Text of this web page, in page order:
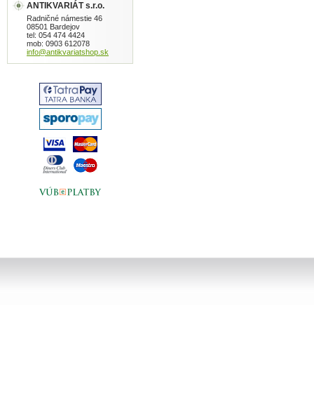
ANTIKVARIÁT s.r.o.
Radničné námestie 46
08501 Bardejov
tel: 054 474 4424
mob: 0903 612078
info@antikvariatshop.sk